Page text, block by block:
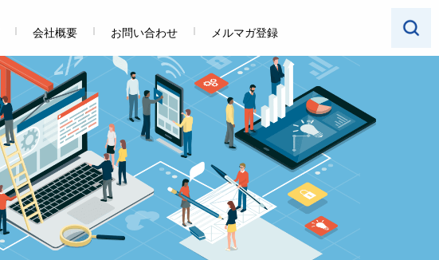
会社概要 お問い合わせ メルマガ登録